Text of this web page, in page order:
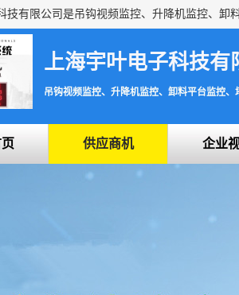
上海宇叶电子科技有
吊钩视频监控、升降机监控、卸料平台监控
供应商机 企业